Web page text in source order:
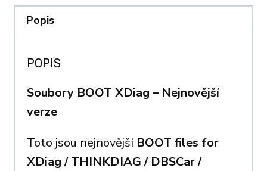
Popis
POPIS
Soubory BOOT XDiag – Nejnovější
verze
Toto jsou nejnovější BOOT files for
XDiag / THINKDIAG / DBSCar /